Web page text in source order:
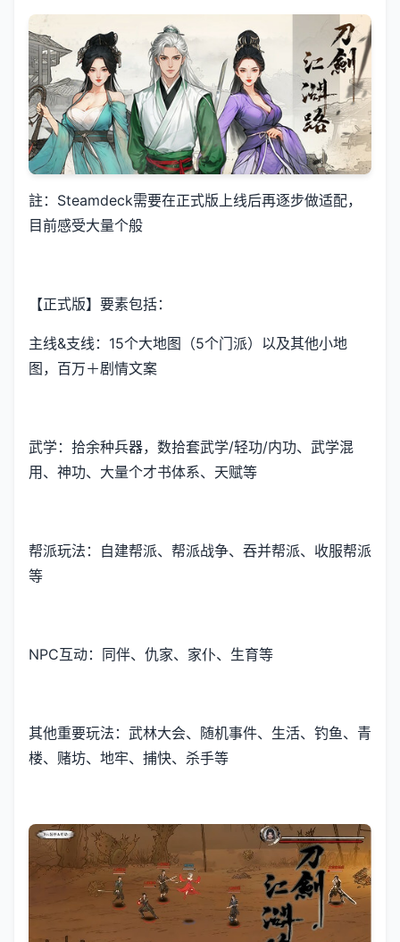
註：Steamdeck需要在正式版上线后再逐步做适配，
目前感受大量个般
【正式版】要素包括：
主线&支线：15个大地图（5个门派）以及其他小地
图，百万＋剧情文案
武学：拾余种兵器，数拾套武学/轻功/内功、武学混
用、神功、大量个才书体系、天赋等
帮派玩法：自建帮派、帮派战争、吞并帮派、收服帮派
等
NPC互动：同伴、仇家、家仆、生育等
其他重要玩法：武林大会、随机事件、生活、钓鱼、青
楼、赌坊、地牢、捕快、杀手等